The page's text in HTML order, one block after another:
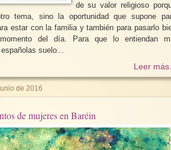
de su valor religioso
tema, sino la oportunidad que supone
estar con la familia y también para pasarlo
día. Para que lo entiendan mis
suelo...
Leer
de 2016
de mujeres en Baréin